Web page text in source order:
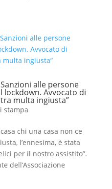
Sanzioni alle persone
Avvocato di
multa ingiusta”
stampa
chi una casa non ce
l’ennesima, è stata
per il nostro assistito”.
dell’Associazione